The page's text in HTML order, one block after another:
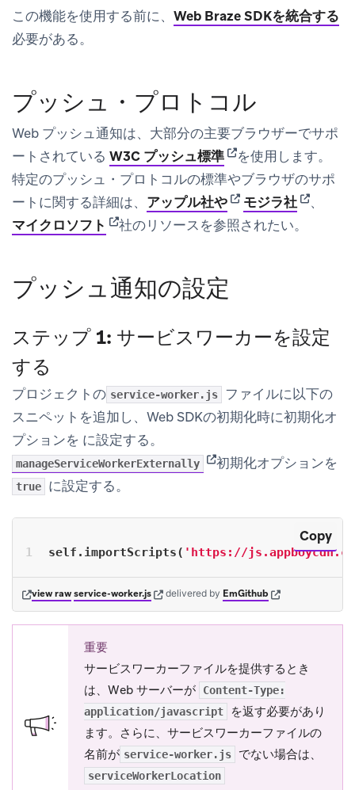
この機能を使用する前に、 Web Braze SDKを統合する
必要がある。
プッシュ・プロトコル
Web プッシュ通知は、大部分の主要ブラウザーでサポ
ートされている W3C プッシュ標準(opens in new tab)
を使用します。
特定のプッシュ・プロトコルの標準やブラウザのサポ
ートに関する詳細は、 アップル社や(opens in new tab)
モジラ社(opens
、
マイクロソフト (opens in new tab)
社のリソースを参照されたい。
プッシュ通知の設定
ステップ 1: サービスワーカーを設定
する
プロジェクトの service-worker.js
ファイルに以下の
スニペットを追加し、Web SDKの初期化時に初期化オ
プションを に設定する。
manageServiceWorkerExternally (opens in new tab)
初期化オプションを
true に設定する。
Copy
self.importScripts( 'https://
view raw(opens in new tab)
service-worker.js(opens in new tab)
delivered by EmGithub (opens in new tab)
重要
サービスワーカーファイルを提供するとき
は、Web サーバーが
Content-Type:
application/javascript
を返す必要があり
ます。さらに、サービスワーカーファイルの
名前が service-worker.js でない場合は、
serviceWorkerLocation